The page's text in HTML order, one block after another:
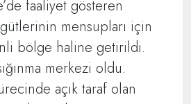
faaliyet gösteren
mensupları için
bölge haline getirildi.
merkezi oldu.
açık taraf olan